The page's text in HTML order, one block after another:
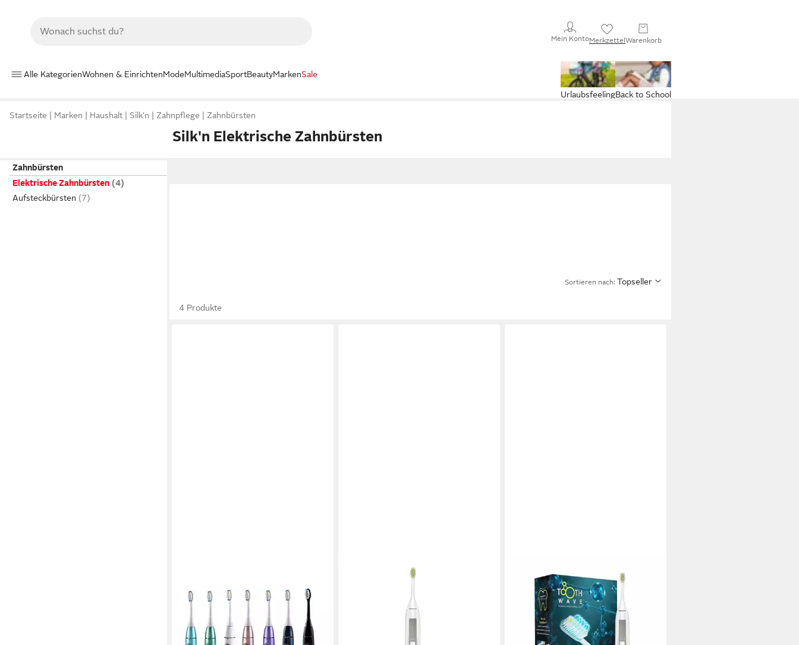
Mein KontoMerkzettelWarenkorb
Alle KategorienWohnen & EinrichtenModeMultimediaSportBeautyMarkenSale
Back to School
Urlaubsfeeling
Startseite Marken Haushalt Silk'n Zahnpflege Zahnbürsten
Silk'n Elektrische Zahnbürsten
Zahnbürsten
Elektrische Zahnbürsten
Aufsteckbürsten
Sortieren nach: Topseller
4 Produkte